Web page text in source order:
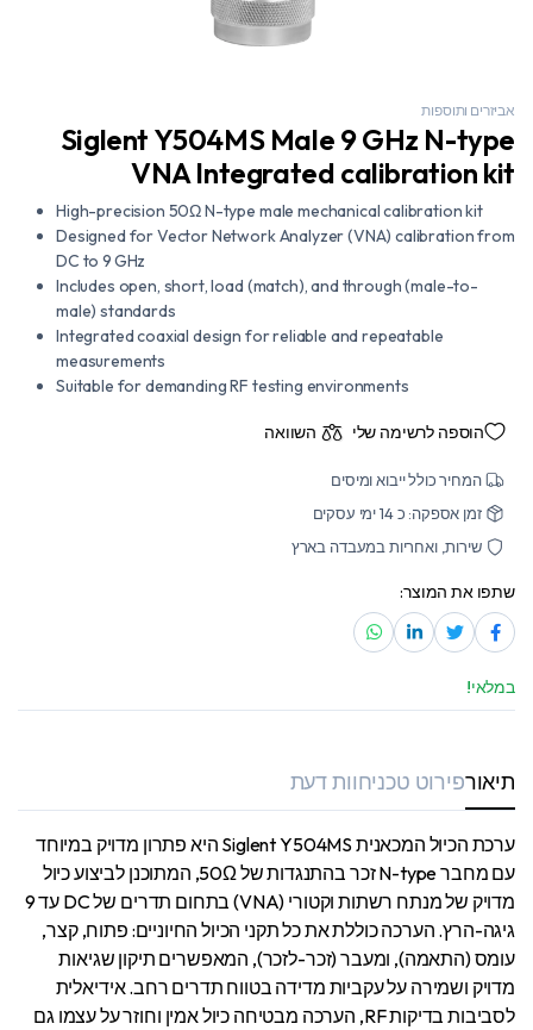
אביזרים ותוספות
Siglent Y504MS Male 9 GHz N-type
VNA Integrated calibration kit
High-precision 50Ω N-type male mechanical calibration kit
Designed for Vector Network Analyzer (VNA) calibration from
DC to 9 GHz
Includes open, short, load (match), and through (male-to-
male) standards
Integrated coaxial design for reliable and repeatable
measurements
Suitable for demanding RF testing environments
הוספה לרשימה שלי השוואה
המחיר כולל ייבוא ומיסים
זמן אספקה: כ 14 ימי עסקים
שירות, ואחריות במעבדה בארץ
שתפו את המוצר:
במלאי!
תיאורפירוט טכניחוות דעת
ערכת הכיול המכאנית Siglent Y504MS היא פתרון מדויק במיוחד
עם מחבר N-type זכר בהתנגדות של 50Ω, המתוכנן לביצוע כיול
מדויק של מנתח רשתות וקטורי (VNA) בתחום תדרים של DC עד 9
גיגה-הרץ. הערכה כוללת את כל תקני הכיול החיוניים: פתוח, קצר,
עומס (התאמה), ומעבר (זכר-לזכר), המאפשרים תיקון שגיאות
מדויק ושמירה על עקביות מדידה בטווח תדרים רחב. אידיאלית
לסביבות בדיקות RF, הערכה מבטיחה כיול אמין וחוזר על עצמו גם